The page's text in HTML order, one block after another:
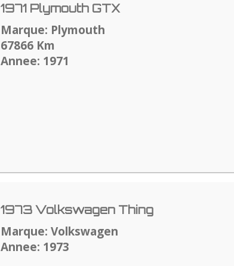
1971 Plymouth GTX
Marque: Plymouth
67866 Km
Annee: 1971
1973 Volkswagen Thing
Marque: Volkswagen
Annee: 1973